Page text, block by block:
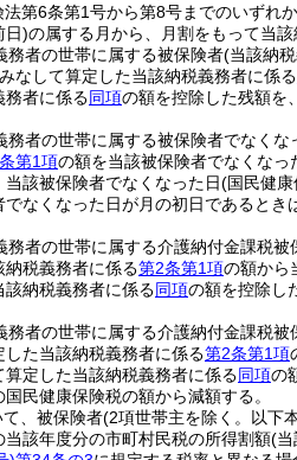
第6条第1号から第8号までのいずれ
日)の属する月から、月割をもって当
務者の世帯に属する被保険者(当該納
なして算定した当該納税義務者に係る
務者に係る同項の額を控除した残額を
者の世帯に属する被保険者でなく
第1項の額を当該被保険者でなくな
該被保険者でなくなった日(国民健
なくなった日が月の初日であるとき
者の世帯に属する介護納付金課税
税義務者に係る第2条第1項の額から
納税義務者に係る同項の額を控除し
者の世帯に属する介護納付金課税
た当該納税義務者に係る第2条第1項
定した当該納税義務者に係る同項の
民健康保険税の額から減額する。
、被保険者(2項世帯主を除く。以下
該年度分の市町村民税の所得割額(当